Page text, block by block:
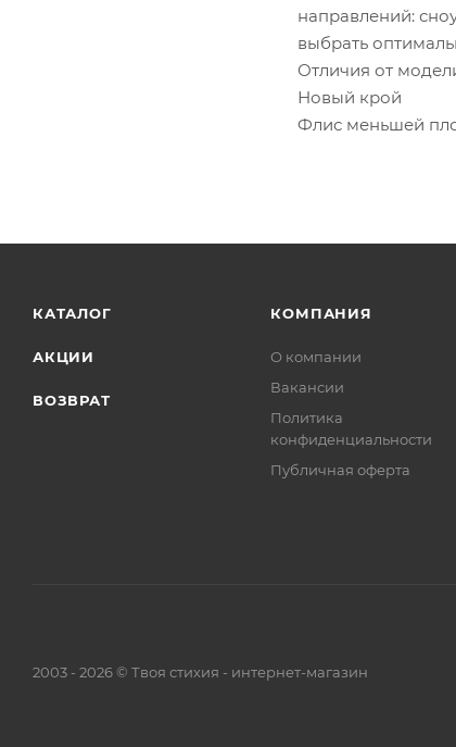
направлений:
выбрать
Отличия от
Новый крой
Флис меньшей
КАТАЛОГ
АКЦИИ
ВОЗВРАТ
КОМПАНИЯ
О компании
Вакансии
Политика
конфиденциальности
Публичная оферта
2003 - 2026 © Твоя стихия - интернет-магазин